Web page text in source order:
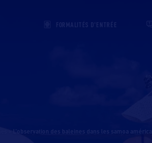
FORMALITÉS D'ENTRÉE
l’observation des baleines dans les samoa